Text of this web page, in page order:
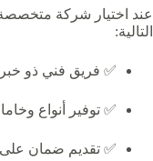
عند اختيار شركة متخصصة
التالية:
✅ فريق فني ذو
✅ توفير أنواع
✅ تقديم ضمان على